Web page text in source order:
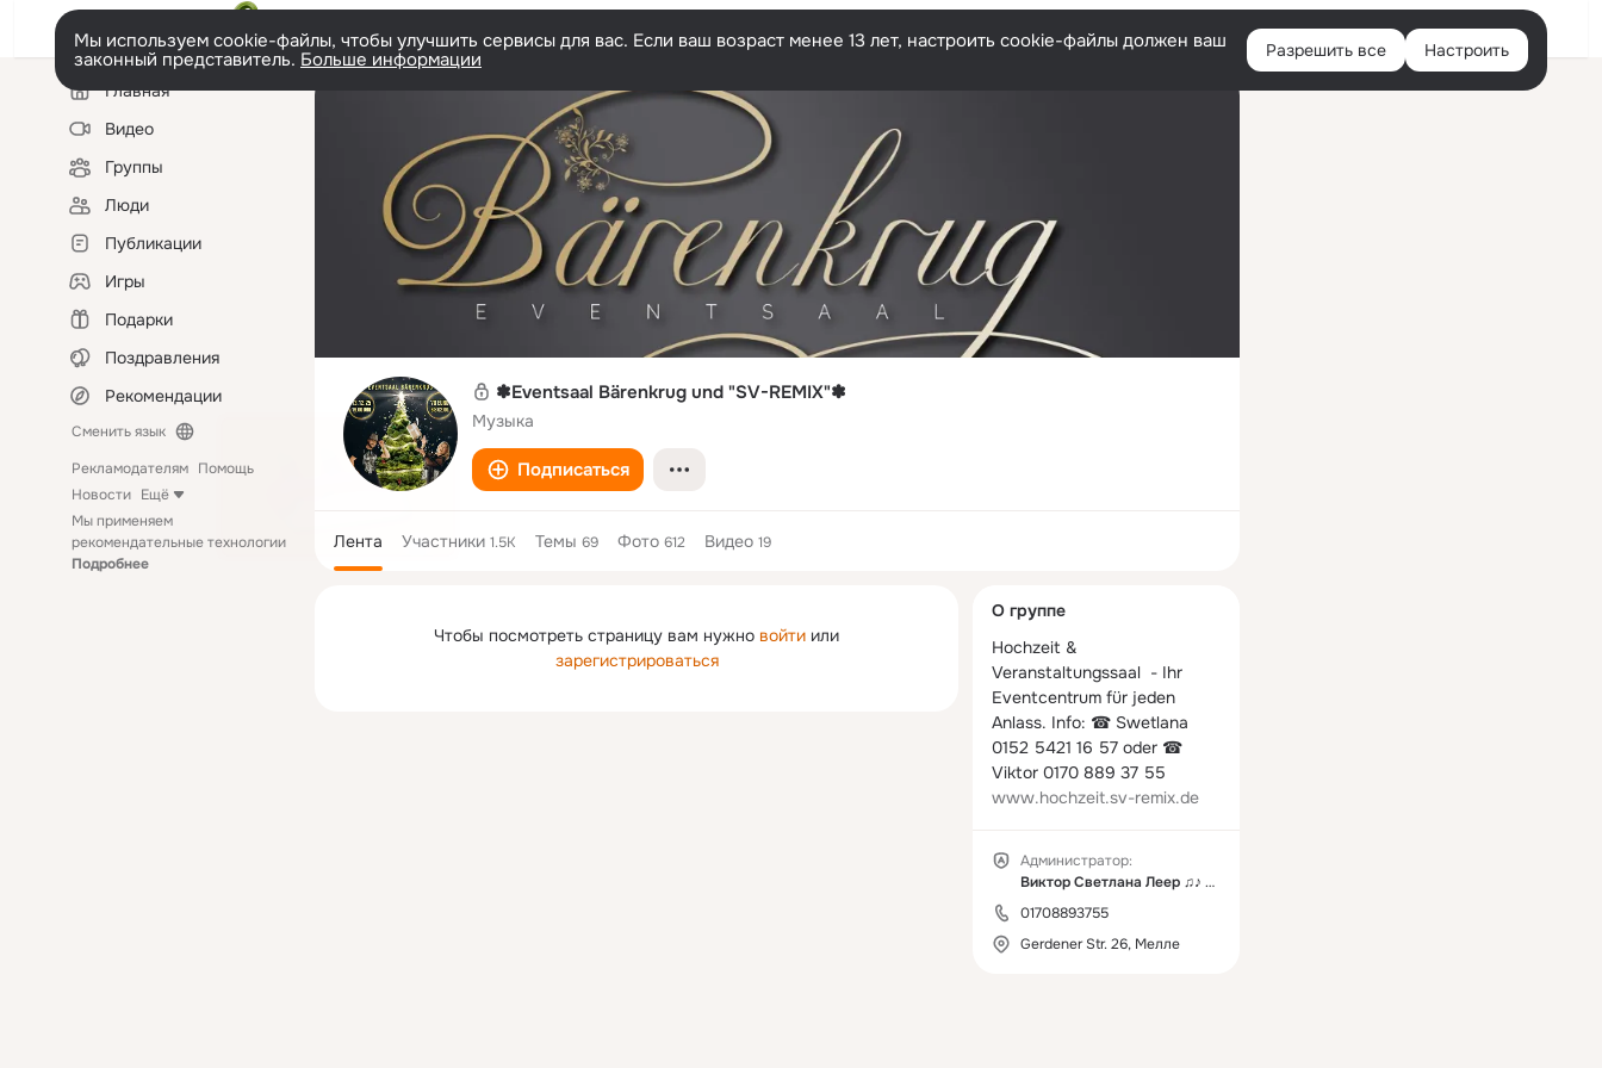
Войти
Мы используем cookie-файлы, чтобы улучшить сервисы для вас. Если ваш возраст менее 13 лет, настроить cookie-файлы должен ваш
законный представитель. Больше информации Разрешить все Настроить
Левая
колонкаГлавная
Видео
Группы
Люди
Публикации
Игры
Подарки
Поздравления
Рекомендации
Сменить язык
Рекламодателям Помощь
Новости Ещё
Мы применяем
рекомендательные технологии
Подробнее
✽Eventsaal Bärenkrug und "SV-REMIX"✽
Музыка
Подписаться
Лента Участники 1.5K Темы 69 Фото 612 Видео 19
Чтобы посмотреть страницу вам нужно войти или
зарегистрироваться
колонка
О группе
Hochzeit &
Veranstaltungssaal  - Ihr
Eventcentrum für jeden
Anlass. Info: ☎ Swetlana
0152 5421 16 57 oder ☎
www.hochzeit.sv-remix.de
Администратор:
Виктор Светлана Леер ♫♪ SV-REMIX ♫♪
01708893755
Gerdener Str. 26, Мелле